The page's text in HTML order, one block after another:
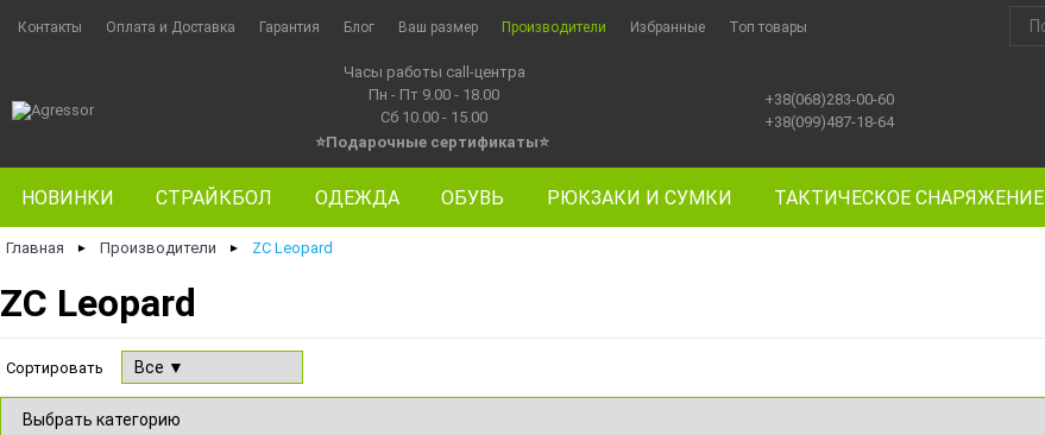
Контакты Оплата и Доставка Гарантия Блог Ваш размер Производители Избранные Топ товары
Часы работы call-центра
Пн - Пт 9.00 - 18.00
Сб 10.00 - 15.00
⭐Подарочные сертификаты⭐
+38(068)283-00-60
+38(099)487-18-64
НОВИНКИ СТРАЙКБОЛ ОДЕЖДА ОБУВЬ РЮКЗАКИ И СУМКИ ТАКТИЧЕСКОЕ СНАРЯЖЕНИЕ
Главная ► Производители ► ZC Leopard
ZC Leopard
Сортировать